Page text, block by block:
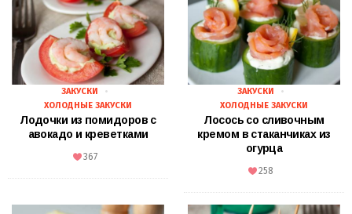
ЗАКУСКИ
ХОЛОДНЫЕ ЗАКУСКИ
Лодочки из помидоров с
авокадо и креветками
367
ЗАКУСКИ
ХОЛОДНЫЕ ЗАКУСКИ
Лосось со сливочным
кремом в стаканчиках из
огурца
258